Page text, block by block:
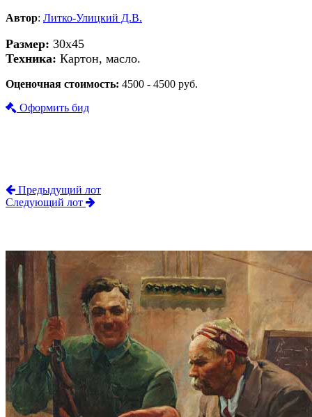
Автор: Литко-Улицкий Д.В.
Размер: 30х45
Техника: Картон, масло.
Оценочная стоимость: 4500 - 4500 руб.
Оформить бид
Предыдущий лот
Следующий лот